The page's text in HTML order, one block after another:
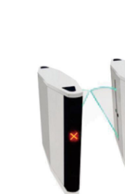
Rumah
Produk
video
Tentang Kami
Tur Pabrik